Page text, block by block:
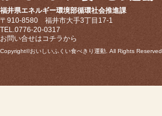
福井県エネルギー環境部循環社会推進課
〒910-8580 福井市大手3丁目17-1
TEL.0776-20-0317
お問い合せはコチラから
Copyright©おいしいふくい食べきり運動. All Rights Reserved.